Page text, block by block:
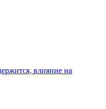
влияние на